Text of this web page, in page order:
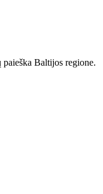
Baltijos regione.